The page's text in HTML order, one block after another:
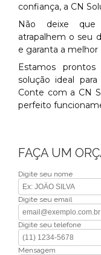
confiança, a CN
Não deixe que
atrapalhem o seu
e garanta a melhor
Estamos
solução ideal
Conte com a CN
perfeito
FAÇA UM
Digite seu nome
Digite seu email
Digite seu telefone
Mensagem